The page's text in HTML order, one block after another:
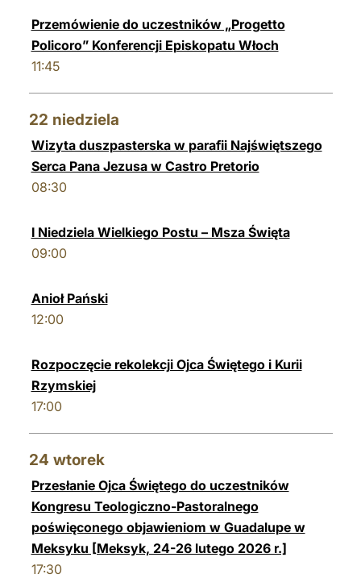
Przemówienie do uczestników „Progetto
Policoro” Konferencji Episkopatu Włoch
11:45
22 niedziela
Wizyta duszpasterska w parafii Najświętszego
Serca Pana Jezusa w Castro Pretorio
08:30
I Niedziela Wielkiego Postu – Msza Święta
09:00
Anioł Pański
12:00
Rozpoczęcie rekolekcji Ojca Świętego i Kurii
Rzymskiej
17:00
24 wtorek
Przesłanie Ojca Świętego do uczestników
Kongresu Teologiczno-Pastoralnego
poświęconego objawieniom w Guadalupe w
Meksyku [Meksyk, 24-26 lutego 2026 r.]
17:30